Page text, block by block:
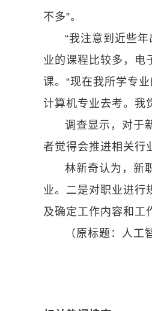
不多”。
“我注意到近些
业的课程比较多，电
课。“现在我所学专
计算机专业去考。我
调查显示，对于
者觉得会推进相关行
林新奇认为，新
业。二是对职业进行
及确定工作内容和工
（原标题：人